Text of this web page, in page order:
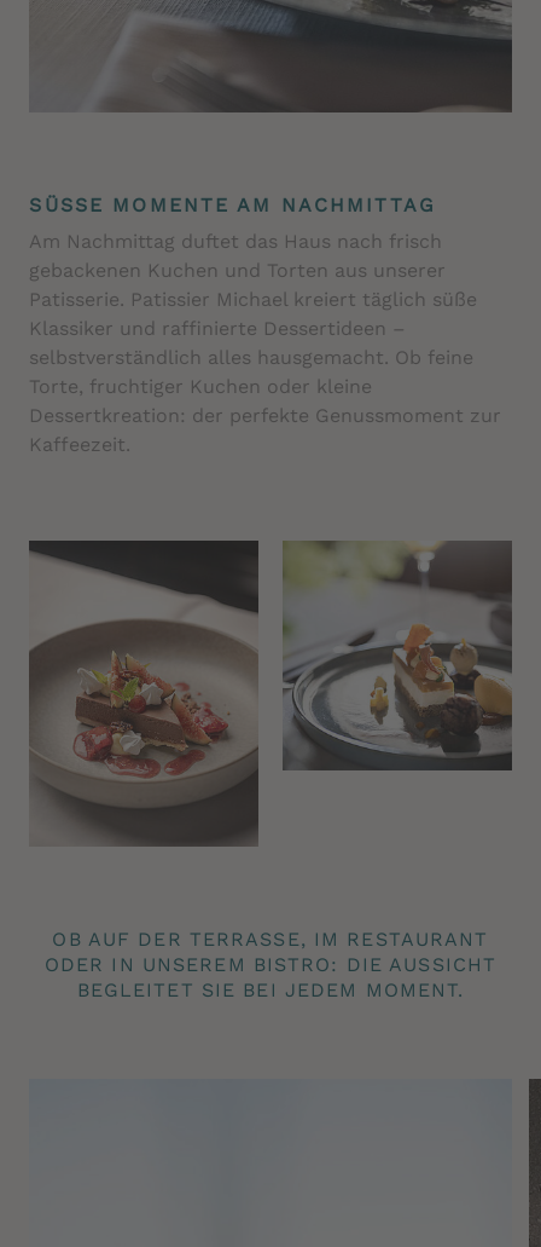
SÜSSE MOMENTE AM NACHMITTAG
Am Nachmittag duftet das Haus nach frisch
gebackenen Kuchen und Torten aus unserer
Patisserie. Patissier Michael kreiert täglich süße
Klassiker und raffinierte Dessertideen –
selbstverständlich alles hausgemacht. Ob feine
Torte, fruchtiger Kuchen oder kleine
Dessertkreation: der perfekte Genussmoment zur
Kaffeezeit.
OB AUF DER TERRASSE, IM RESTAURANT
ODER IN UNSEREM BISTRO: DIE AUSSICHT
BEGLEITET SIE BEI JEDEM MOMENT.